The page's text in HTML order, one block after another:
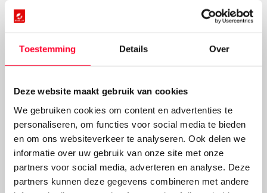
Toestemming Details Over
Deze website maakt gebruik van cookies
We gebruiken cookies om content en advertenties te
personaliseren, om functies voor social media te bieden
en om ons websiteverkeer te analyseren. Ook delen we
informatie over uw gebruik van onze site met onze
partners voor social media, adverteren en analyse. Deze
partners kunnen deze gegevens combineren met andere
veilig tot stilstand komt.
Automatisch schakelen
het gemak in het in- en uitvouwen, maar ook onderweg.
20 inch wielen zorgen voor prettig rijcomfort. Voor het
ultieme gemak is de Citta is uitgerust met een Sturmey-
Archer versnellingsnaaf, die ook nog eens automatisch
schakelt. Met negen ondersteuningen krijg je altijd een
steuntje in de rug.
De Stella Citta zelf ervaren? Bezoek één van onzeE-bike